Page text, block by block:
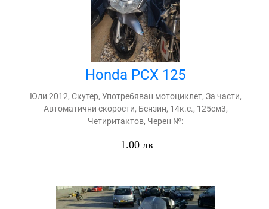
Honda PCX 125
Юли 2012, Скутер, Употребяван мотоциклет, За части,
Автоматични скорости, Бензин, 14к.с., 125см3,
Четиритактов, Черен №:
1.00 лв